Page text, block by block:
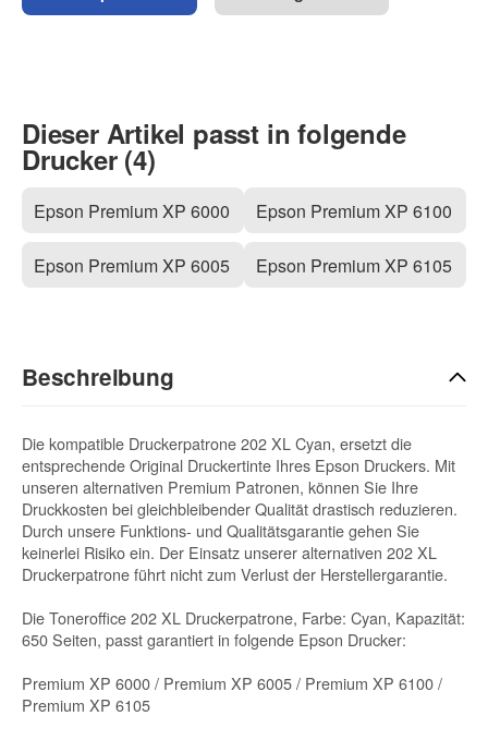
Dieser Artikel passt in folgende
Drucker (4)
Epson Premium XP 6000
Epson Premium XP 6005
Epson Premium XP 6100
Epson Premium XP 6105
Beschreibung
Die kompatible Druckerpatrone 202 XL Cyan, ersetzt die
entsprechende Original Druckertinte Ihres Epson Druckers. Mit
unseren alternativen Premium Patronen, können Sie Ihre
Druckkosten bei gleichbleibender Qualität drastisch reduzieren.
Durch unsere Funktions- und Qualitätsgarantie gehen Sie
keinerlei Risiko ein. Der Einsatz unserer alternativen 202 XL
Druckerpatrone führt nicht zum Verlust der Herstellergarantie.
Die Toneroffice 202 XL Druckerpatrone, Farbe: Cyan, Kapazität:
650 Seiten, passt garantiert in folgende Epson Drucker:
Premium XP 6000 / Premium XP 6005 / Premium XP 6100 /
Premium XP 6105